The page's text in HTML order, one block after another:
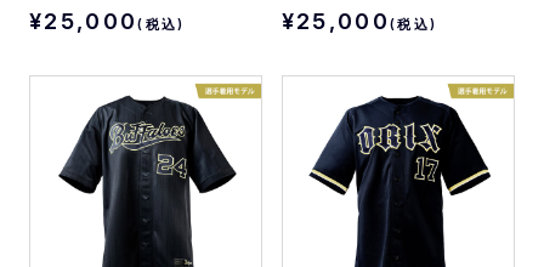
¥25,000(税込) ¥25,000(税込)